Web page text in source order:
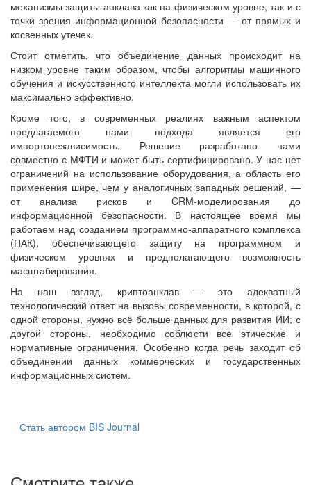
механизмы защиты анклава как на физическом уровне, так и с
точки зрения информационной безопасности — от прямых и
косвенных утечек.
Стоит отметить, что объединение данных происходит на
низком уровне таким образом, чтобы алгоритмы машинного
обучения и искусственного интеллекта могли использовать их
максимально эффективно.
Кроме того, в современных реалиях важным аспектом
предлагаемого нами подхода является его
импортонезависимость. Решение разработано нами
совместно с МФТИ и может быть сертифицировано. У нас нет
ограничений на использование оборудования, а область его
применения шире, чем у аналогичных западных решений, —
от анализа рисков и CRM-моделирования до
информационной безопасности. В настоящее время мы
работаем над созданием программно-аппаратного комплекса
(ПАК), обеспечивающего защиту на программном и
физическом уровнях и предполагающего возможность
масштабирования.
На наш взгляд, криптоанклав — это адекватный
технологический ответ на вызовы современности, в которой, с
одной стороны, нужно всё больше данных для развития ИИ; с
другой стороны, необходимо соблюсти все этические и
нормативные ограничения. Особенно когда речь заходит об
объединении данных коммерческих и государственных
информационных систем.
Стать автором BIS Journal